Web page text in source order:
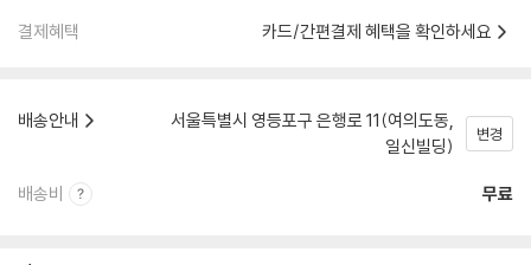
결제혜택 카드/간편결제 혜택을 확인하세요
배송안내
서울특별시 영등포구 은행로 11(여의도동,
일신빌딩)
변경
배송비 무료